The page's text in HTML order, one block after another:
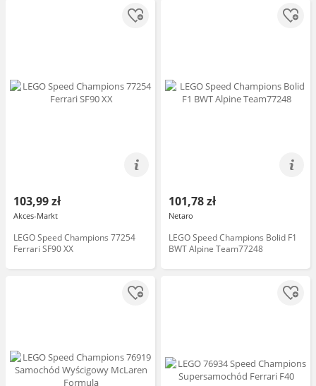
103,99 zł
Akces-Markt
LEGO Speed Champions 77254
Ferrari SF90 XX
101,78 zł
Netaro
LEGO Speed Champions Bolid F1
BWT Alpine Team77248